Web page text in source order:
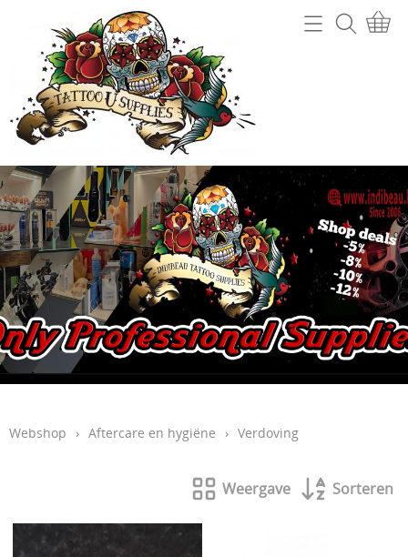
Webshop
Tattoo machines
Tattoo Naalden
Tattoo Inkt
Tips
Grips en gripcovers
Power unit + toebehoren
Stencil making
Machine onderdelen
Aftercare en hygiëne
Boeken
Tattooverwijdering
Info
Contact
Mijn account
Gastenboek
Webshop › Aftercare en hygiëne › Verdoving
Weergave Sorteren